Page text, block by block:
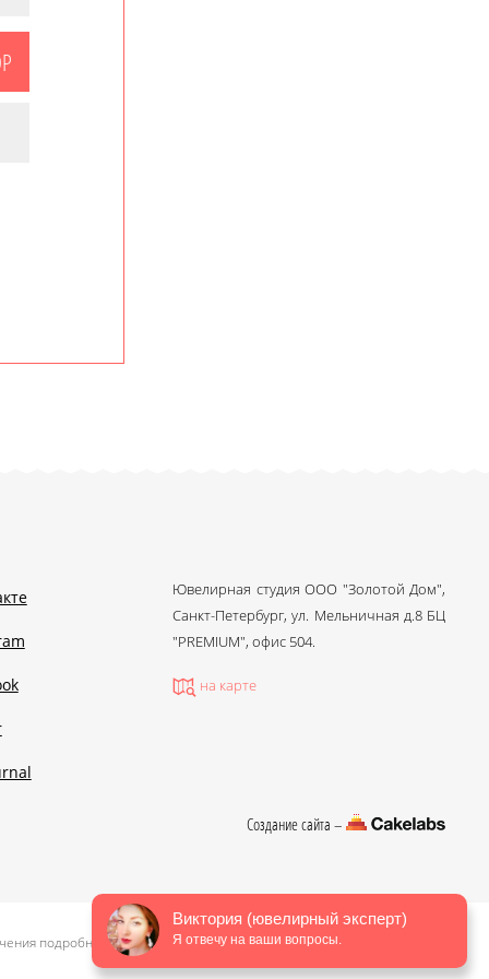
Ювелирная студия ООО "Золотой Дом",
Санкт-Петербург, ул. Мельничная д.8 БЦ
"PREMIUM", офис 504.
на карте
Создание сайта –
подробной информации о стоимости, пожалуйста, обращайтесь в
Виктория (ювелирный эксперт)
Я отвечу на ваши вопросы.